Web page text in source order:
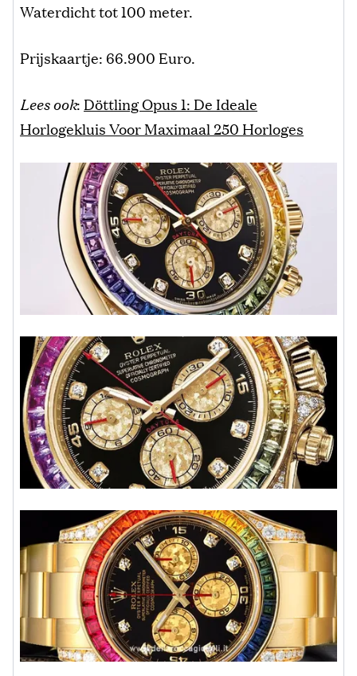
Waterdicht tot 100 meter.
Prijskaartje: 66.900 Euro.
Lees ook: Döttling Opus 1: De Ideale
Horlogekluis Voor Maximaal 250 Horloges